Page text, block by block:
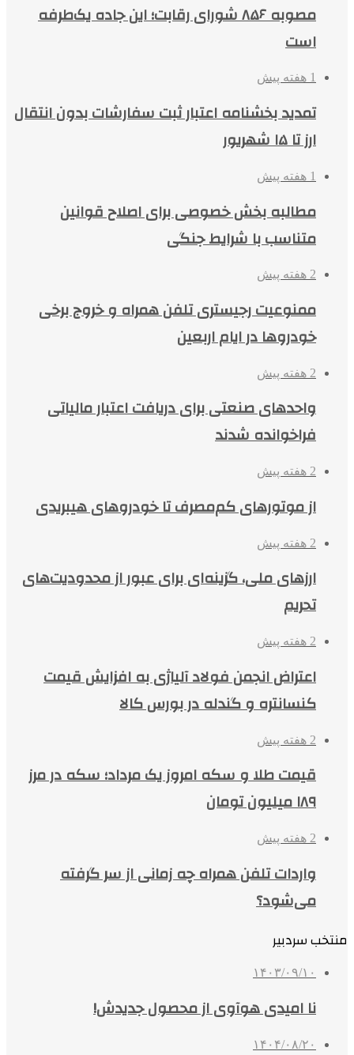
مصوبه ۸۵۶ شورای رقابت؛ این جاده یک‌طرفه
است
1 هفته پیش
تمدید بخشنامه اعتبار ثبت سفارشات بدون انتقال
ارز تا ۱۵ شهریور
1 هفته پیش
مطالبه بخش خصوصی برای اصلاح قوانین
متناسب با شرایط جنگی
2 هفته پیش
ممنوعیت رجیستری تلفن همراه و خروج برخی
خودروها در ایام اربعین
2 هفته پیش
واحدهای صنعتی برای دریافت اعتبار مالیاتی
فراخوانده شدند
2 هفته پیش
از موتورهای کم‌مصرف تا خودروهای هیبریدی
2 هفته پیش
ارزهای ملی، گزینه‌ای برای عبور از محدودیت‌های
تحریم
2 هفته پیش
اعتراض انجمن فولاد آلیاژی به افزایش قیمت
کنسانتره و گندله در بورس کالا
2 هفته پیش
قیمت طلا و سکه امروز یک مرداد؛ سکه در مرز
۱۸۹ میلیون تومان
2 هفته پیش
واردات تلفن همراه چه زمانی از سر گرفته
می‌شود؟
منتخب سردبیر
۱۴۰۳/۰۹/۱۰
نا امیدی هوآوی از محصول جدیدش!
۱۴۰۴/۰۸/۲۰